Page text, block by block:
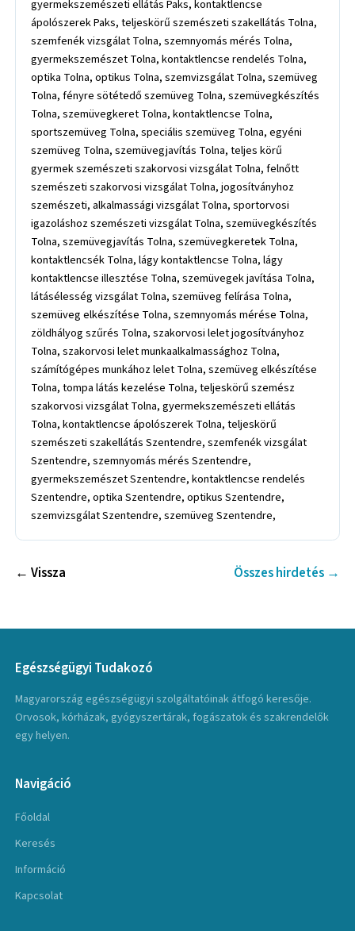
gyermekszemészeti ellátás Paks, kontaktlencse
ápolószerek Paks, teljeskörű szemészeti szakellátás Tolna,
szemfenék vizsgálat Tolna, szemnyomás mérés Tolna,
gyermekszemészet Tolna, kontaktlencse rendelés Tolna,
optika Tolna, optikus Tolna, szemvizsgálat Tolna, szemüveg
Tolna, fényre sötétedő szemüveg Tolna, szemüvegkészítés
Tolna, szemüvegkeret Tolna, kontaktlencse Tolna,
sportszemüveg Tolna, speciális szemüveg Tolna, egyéni
szemüveg Tolna, szemüvegjavítás Tolna, teljes körű
gyermek szemészeti szakorvosi vizsgálat Tolna, felnőtt
szemészeti szakorvosi vizsgálat Tolna, jogosítványhoz
szemészeti, alkalmassági vizsgálat Tolna, sportorvosi
igazoláshoz szemészeti vizsgálat Tolna, szemüvegkészítés
Tolna, szemüvegjavítás Tolna, szemüvegkeretek Tolna,
kontaktlencsék Tolna, lágy kontaktlencse Tolna, lágy
kontaktlencse illesztése Tolna, szemüvegek javítása Tolna,
látásélesség vizsgálat Tolna, szemüveg felírása Tolna,
szemüveg elkészítése Tolna, szemnyomás mérése Tolna,
zöldhályog szűrés Tolna, szakorvosi lelet jogosítványhoz
Tolna, szakorvosi lelet munkaalkalmassághoz Tolna,
számítógépes munkához lelet Tolna, szemüveg elkészítése
Tolna, tompa látás kezelése Tolna, teljeskörű szemész
szakorvosi vizsgálat Tolna, gyermekszemészeti ellátás
Tolna, kontaktlencse ápolószerek Tolna, teljeskörű
szemészeti szakellátás Szentendre, szemfenék vizsgálat
Szentendre, szemnyomás mérés Szentendre,
gyermekszemészet Szentendre, kontaktlencse rendelés
Szentendre, optika Szentendre, optikus Szentendre,
szemvizsgálat Szentendre, szemüveg Szentendre,
← Vissza Összes hirdetés →
Egészségügyi Tudakozó
Magyarország egészségügyi szolgáltatóinak átfogó keresője.
Orvosok, kórházak, gyógyszertárak, fogászatok és szakrendelők
egy helyen.
Navigáció
Főoldal
Keresés
Információ
Kapcsolat